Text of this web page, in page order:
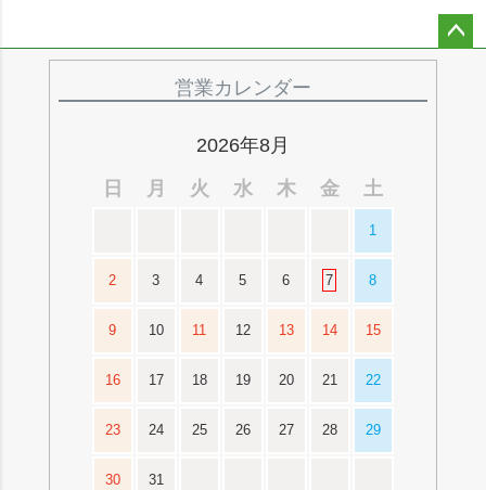
営業カレンダー
2026年8月
日
月 火 水 木 金 土
1
2 3 4 5 6 7 8
9 10 11 12 13 14 15
16 17 18 19 20 21 22
23 24 25 26 27 28 29
30 31